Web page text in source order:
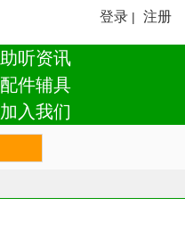
登录 | 注册
助听资讯
配件辅具
加入我们